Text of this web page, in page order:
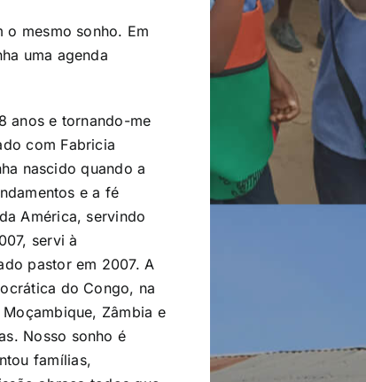
mesmo sonho. Em
uma agenda
anos e tornando-me
com Fabricia
nascido quando a
e a fé
América, servindo
servi à
pastor em 2007. A
do Congo, na
Zâmbia e
Nosso sonho é
famílias,